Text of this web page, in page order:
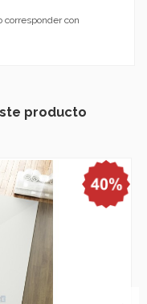
corresponder con
producto